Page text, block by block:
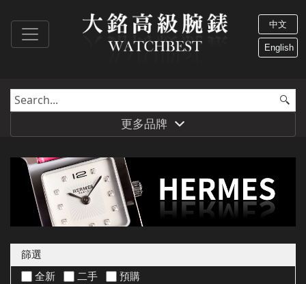
中文
English
更多品牌
篩選
全新
二手
預購